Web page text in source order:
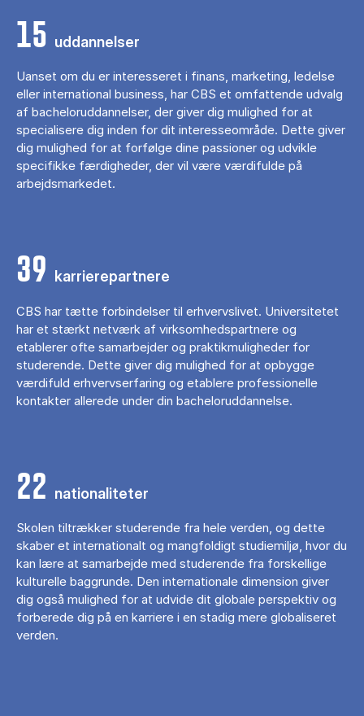
15 uddannelser
Uanset om du er interesseret i finans, marketing, ledelse
eller international business, har CBS et omfattende udvalg
af bacheloruddannelser, der giver dig mulighed for at
specialisere dig inden for dit interesseområde. Dette giver
dig mulighed for at forfølge dine passioner og udvikle
specifikke færdigheder, der vil være værdifulde på
arbejdsmarkedet.
39 karrierepartnere
CBS har tætte forbindelser til erhvervslivet. Universitetet
har et stærkt netværk af virksomhedspartnere og
etablerer ofte samarbejder og praktikmuligheder for
studerende. Dette giver dig mulighed for at opbygge
værdifuld erhvervserfaring og etablere professionelle
kontakter allerede under din bacheloruddannelse.
22 nationaliteter
Skolen tiltrækker studerende fra hele verden, og dette
skaber et internationalt og mangfoldigt studiemiljø, hvor du
kan lære at samarbejde med studerende fra forskellige
kulturelle baggrunde. Den internationale dimension giver
dig også mulighed for at udvide dit globale perspektiv og
forberede dig på en karriere i en stadig mere globaliseret
verden.